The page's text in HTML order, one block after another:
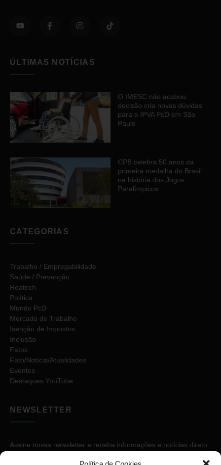
ÚLTIMAS NOTÍCIAS
O IMESC não acabou:
decisão cria novas dúvidas
para o IPVA PcD em São
Paulo
CPB celebra 50 anos da
primeira medalha do Brasil
na história dos Jogos
Paralímpicos
CATEGORIAS
Trabalho / Empregabilidade
Saúde / Prevenção
Reatech
Política
Mundo PcD
Mercado de Trabalho
Isenção de Impostos
Inclusão
Fatos
Fato/Notícia/Atualidades
Eventos
Destaques YouTube
NEWSLETTER
Assine nossa newsletter e receba informações e notícias direto